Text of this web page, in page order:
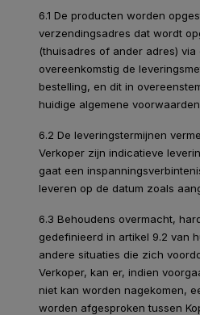
6.1 De producten worden
verzendingsadres dat wordt
(thuisadres of ander adres)
overeenkomstig de
bestelling, en dit in
huidige algemene
6.2 De leveringstermijnen
Verkoper zijn indicatieve
gaat een
leveren op de datum zoals
6.3 Behoudens overmacht,
gedefinieerd in artikel 9.2 van
andere situaties die zich
Verkoper, kan er, indien
niet kan worden nagekomen,
worden afgesproken tussen